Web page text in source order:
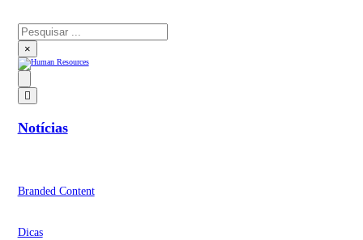
Pesquisar
×
Notícias
Branded Content
Dicas